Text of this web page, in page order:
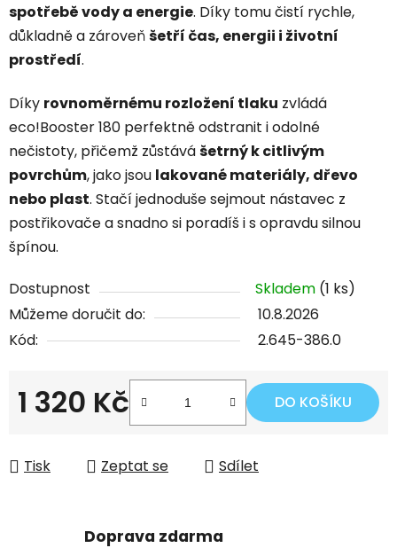
spotřebě vody a energie. Díky tomu čistí rychle,
důkladně a zároveňšetří čas, energii i životní
prostředí.
Díky rovnoměrnému rozložení tlaku zvládá
eco!Booster 180 perfektně odstranit i odolné
nečistoty, přičemž zůstávášetrný k citlivým
povrchům, jako jsou lakované materiály, dřevo
nebo plast. Stačí jednoduše sejmout nástavec z
postřikovače a snadno si poradíš i s opravdu silnou
špínou.
Dostupnost Skladem (1 ks)
Můžeme doručit do:
10.8.2026
Kód:
2.645-386.0
1 320 Kč DO KOŠÍKU
Tisk Zeptat se Sdílet
Doprava zdarma